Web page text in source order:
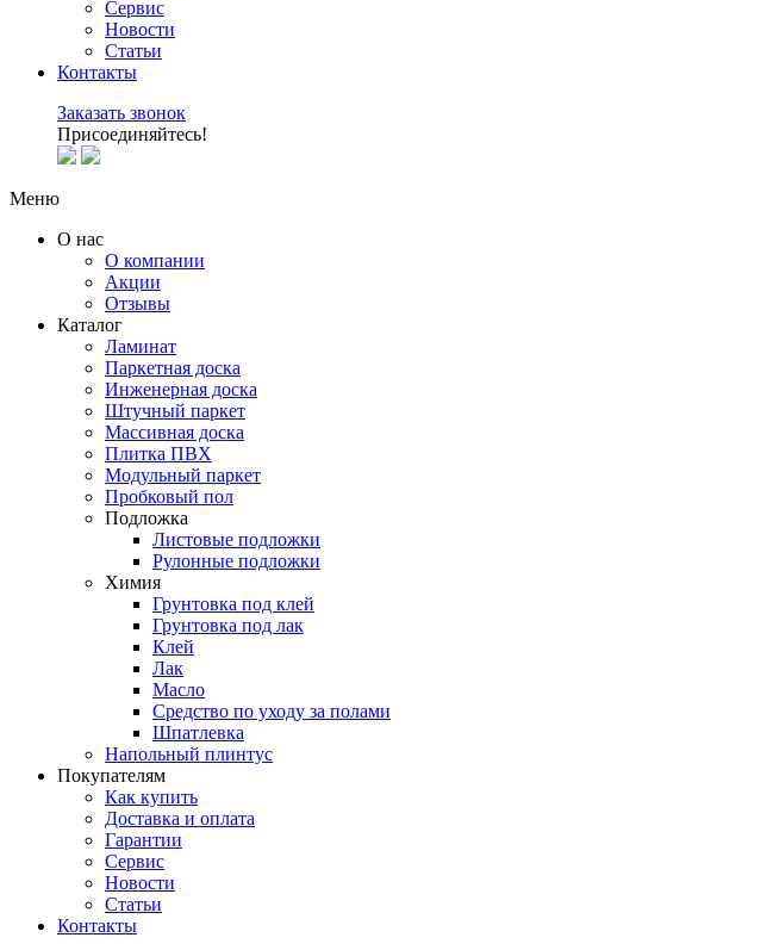
Сервис
Новости
Статьи
Контакты
Заказать звонок
Присоединяйтесь!
Меню
О нас
О компании
Акции
Отзывы
Каталог
Ламинат
Паркетная доска
Инженерная доска
Штучный паркет
Массивная доска
Плитка ПВХ
Модульный паркет
Пробковый пол
Подложка
Листовые подложки
Рулонные подложки
Химия
Грунтовка под клей
Грунтовка под лак
Клей
Лак
Масло
Средство по уходу за полами
Шпатлевка
Напольный плинтус
Покупателям
Как купить
Доставка и оплата
Гарантии
Сервис
Новости
Статьи
Контакты